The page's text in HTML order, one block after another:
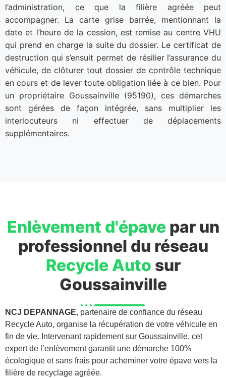
l’administration, ce que la filière agréée peut
accompagner. La carte grise barrée, mentionnant la
date et l’heure de la cession, est remise au centre VHU
qui prend en charge la suite du dossier. Le certificat de
destruction qui s’ensuit permet de résilier l’assurance du
véhicule, de clôturer tout dossier de contrôle technique
en cours et de lever toute obligation liée à ce bien. Pour
un propriétaire Goussainville (95190), ces démarches
sont gérées de façon intégrée, sans multiplier les
interlocuteurs ni effectuer de déplacements
supplémentaires.
Enlèvement d'épavepar un
professionnel du réseau
Recycle Auto sur
Goussainville
NCJ DEPANNAGE, partenaire de confiance du réseau
Recycle Auto, organise la récupération de votre véhicule en
fin de vie. Intervenant rapidement sur Goussainville, cet
expert de l’enlèvement garantit une démarche 100%
écologique et sans frais pour acheminer votre épave vers la
filière de recyclage agréée.